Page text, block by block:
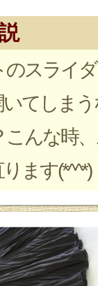
のスライダ
てしま
こんな時
ます(*^^*)